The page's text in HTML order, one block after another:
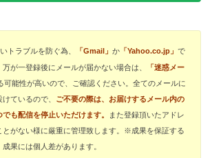
トラブルを防ぐ為、 「Gmail」 か「Yahoo.co.jp」 で
が一登録後にメールが届かない場合は、
「迷惑メー
可能性が高いので、ご確認ください。全てのメールに
けているので、 ご不要の際は、お届けするメール内の
も配信を停止いただけます。
また登録頂いたアドレ
とがない様に厳重に管理致します。※成果を保証する
果には個人差があります。